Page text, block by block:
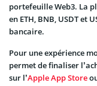
portefeuille Web3. La
en ETH, BNB, USDT et
bancaire.
Pour une expérience
permet de finaliser
sur l’Apple App Store